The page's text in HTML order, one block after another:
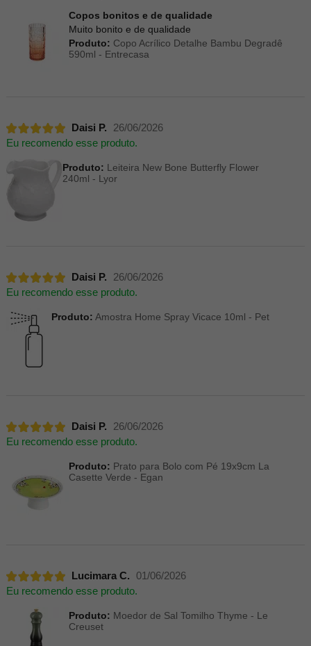
Copos bonitos e de qualidade
Muito bonito e de qualidade
Produto: Copo Acrílico Detalhe Bambu Degradê
590ml - Entrecasa
Daisi P.
26/06/2026
Eu recomendo esse produto.
Produto: Leiteira New Bone Butterfly Flower
240ml - Lyor
Daisi P.
26/06/2026
Eu recomendo esse produto.
Produto: Amostra Home Spray Vicace 10ml - Pet
Daisi P.
26/06/2026
Eu recomendo esse produto.
Produto: Prato para Bolo com Pé 19x9cm La
Casette Verde - Egan
Lucimara C.
01/06/2026
Eu recomendo esse produto.
Produto: Moedor de Sal Tomilho Thyme - Le
Creuset